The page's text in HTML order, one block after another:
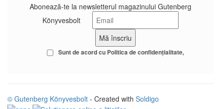
Abonează-te la newsletterul magazinului Gutenberg
Könyvesbolt
Sunt de acord cu Politica de confidenţialitate
© Gutenberg Könyvesbolt - Created with Soldigo